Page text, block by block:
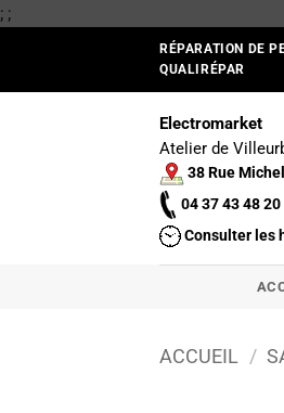
; ;Passer
RÉPARATION DE
QUALIRÉPAR
Electromarket
Atelier de
38 Rue
04 37 43 48 20
Consulter les
ACCUEIL /